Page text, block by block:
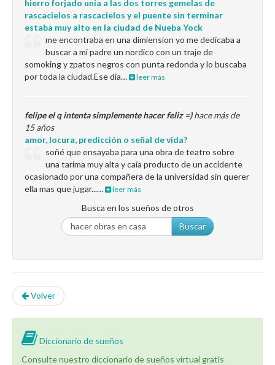
hierro forjado unia a las dos torres gemelas de
rascacielos a rascacielos y el puente sin terminar
estaba muy alto en la ciudad de Nueba Yock
me encontraba en una dimiension yo me dedicaba a
buscar a mi padre un nordico con un traje de
somoking y zpatos negros con punta redonda y lo buscaba
por toda la ciudad.Ese dia…
leer más
felipe el q intenta simplemente hacer feliz =)hace más de
15 años
amor, locura, predicción o señal de vida?
soñé que ensayaba para una obra de teatro sobre
una tarima muy alta y caía producto de un accidente
ocasionado por una compañera de la universidad sin querer
ella mas que jugar...…
leer más
Busca en los sueños de otros
Buscar
Volver
Diccionario de sueños
Consulte nuestro diccionario de sueños virtual gratis